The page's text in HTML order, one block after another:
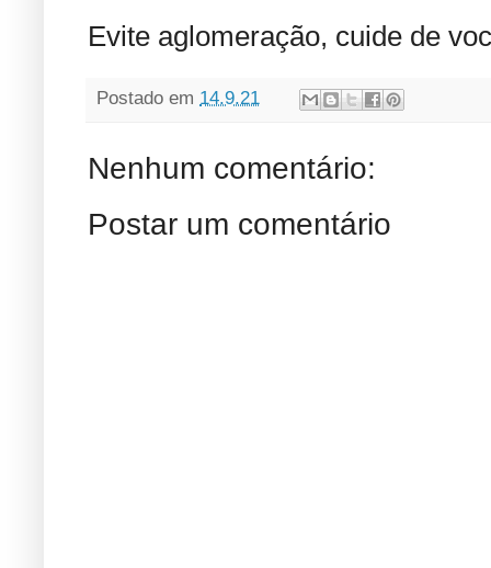
Evite aglomeração, cuide de
Postado em 14.9.21
Nenhum comentário:
Postar um comentário